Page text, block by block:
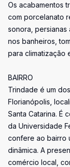
Os acabamentos
com porcelanato
sonora, persianas
nos banheiros,
para climatização
BAIRRO
Trindade é um
Florianópolis,
Santa Catarina. É
da Universidade
confere ao bairro
dinâmica. A
comércio local,